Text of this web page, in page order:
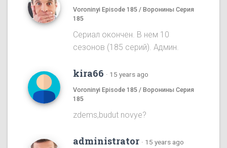
Voroninyi Episode 185 / Воронины Серия
185
Сериал окончен. В нем 10
сезонов (185 серий). Админ.
kira66 · 15 years ago
Voroninyi Episode 185 / Воронины Серия
185
zdems,budut novye?
administrator · 15 years ago